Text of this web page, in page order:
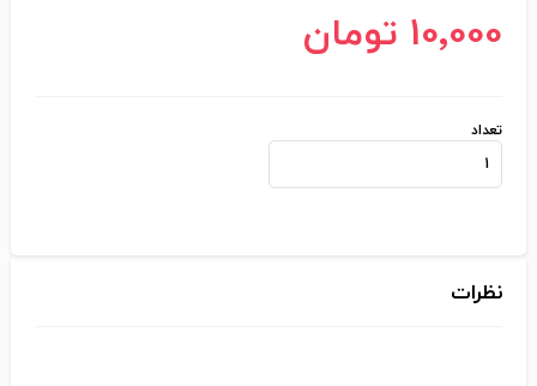
10٬000 تومان
تعداد
نظرات